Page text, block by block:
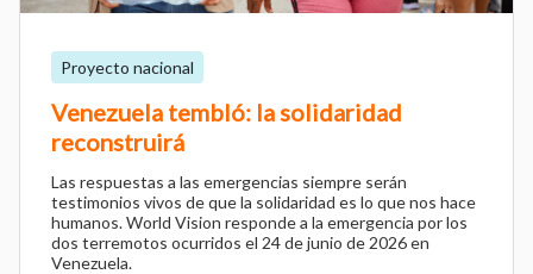
Proyecto nacional
Venezuela tembló: la solidaridad
reconstruirá
Las respuestas a las emergencias siempre serán
testimonios vivos de que la solidaridad es lo que nos hace
humanos. World Vision responde a la emergencia por los
dos terremotos ocurridos el 24 de junio de 2026 en
Venezuela.